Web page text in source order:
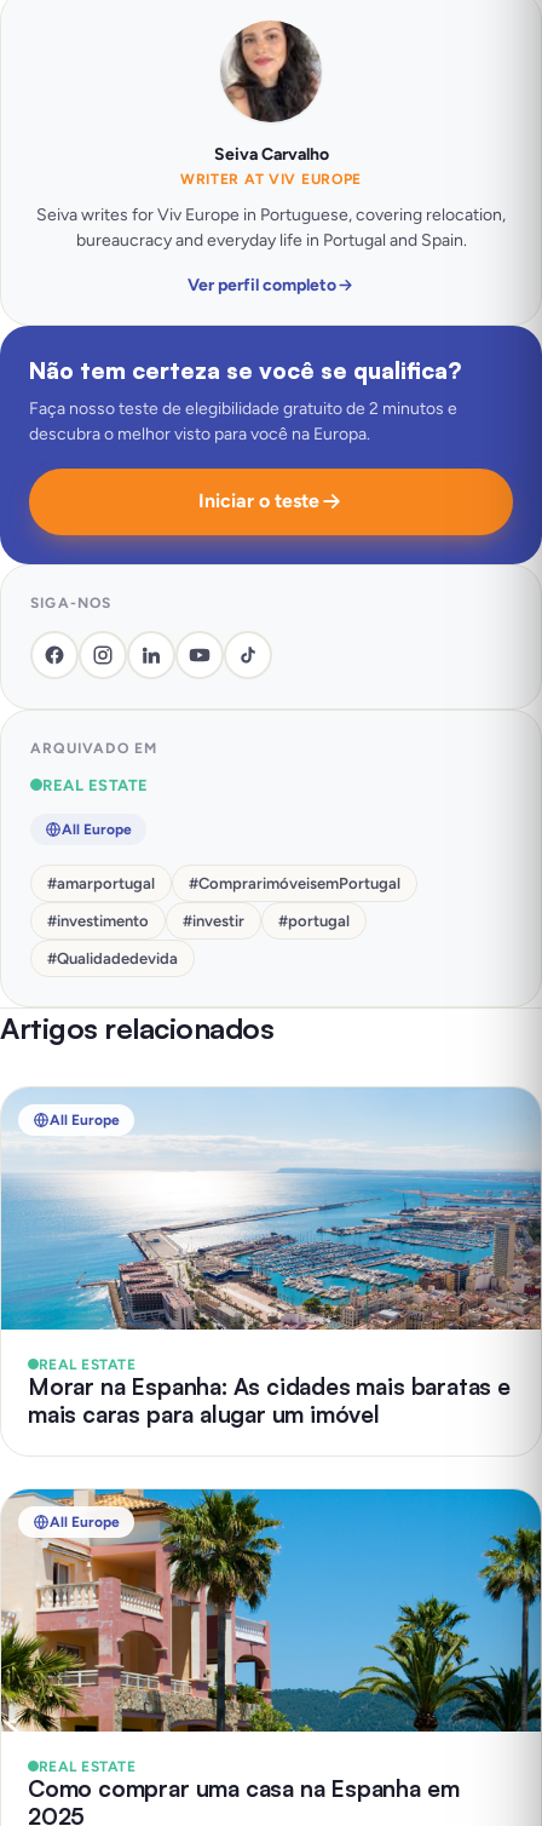
Seiva Carvalho
WRITER AT VIV EUROPE
Seiva writes for Viv Europe in Portuguese, covering relocation,
bureaucracy and everyday life in Portugal and Spain.
Ver perfil completo
Não tem certeza se você se qualifica?
Faça nosso teste de elegibilidade gratuito de 2 minutos e
descubra o melhor visto para você na Europa.
Iniciar o teste
SIGA-NOS
ARQUIVADO EM
REAL ESTATE
All Europe
#amarportugal #ComprarimóveisemPortugal
#investimento #investir #portugal
#Qualidadedevida
Artigos relacionados
All Europe
REAL ESTATE
Morar na Espanha: As cidades mais baratas e
mais caras para alugar um imóvel
All Europe
REAL ESTATE
Como comprar uma casa na Espanha em
2025